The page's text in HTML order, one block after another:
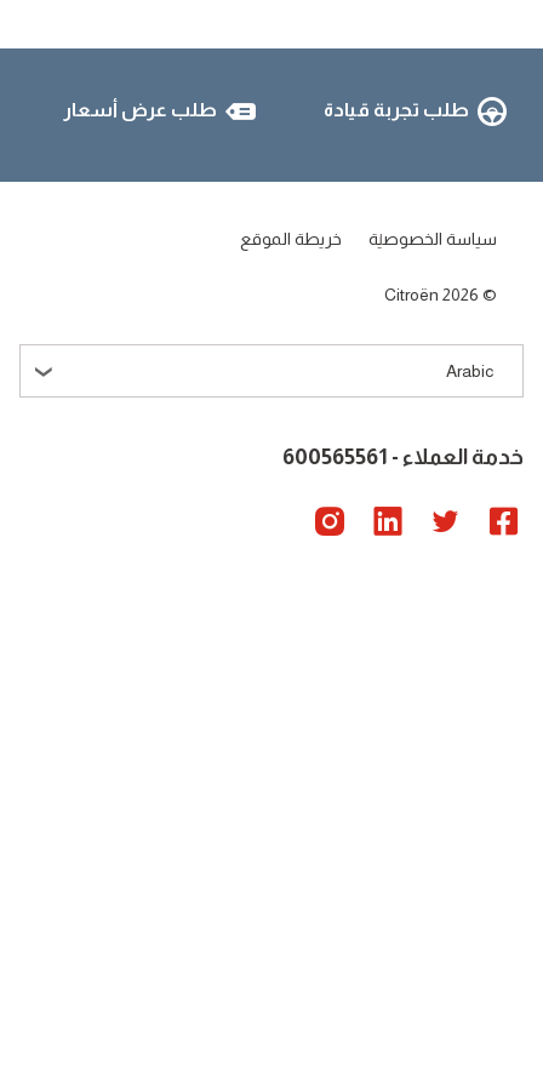
طلب تجربة قيادة طلب عرض أسعار
خدمة العملاء - 600565561
Arabic
Citroën 2026
سياسة الخصوصية خريطة الموقع